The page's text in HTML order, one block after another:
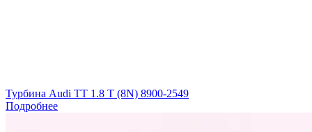
Турбина Audi TT 1.8 T (8N) 8900-2549
Подробнее